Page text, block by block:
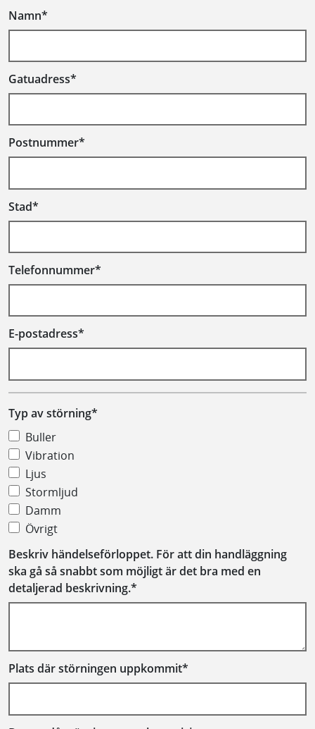
Namn*
Gatuadress*
Postnummer*
Stad*
Telefonnummer*
E-postadress*
Typ av störning*
Buller
Vibration
Ljus
Stormljud
Damm
Övrigt
Beskriv händelseförloppet. För att din handläggning
ska gå så snabbt som möjligt är det bra med en
detaljerad beskrivning.*
Plats där störningen uppkommit*